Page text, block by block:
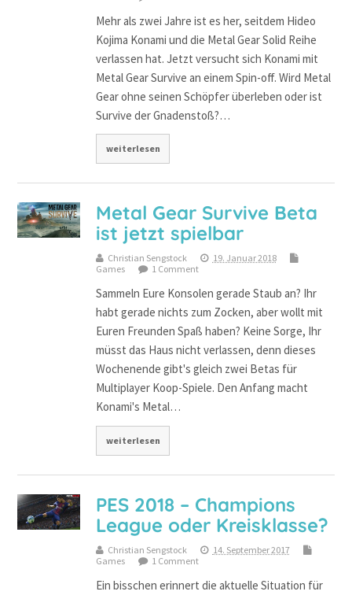
Mehr als zwei Jahre ist es her, seitdem Hideo
Kojima Konami und die Metal Gear Solid Reihe
verlassen hat. Jetzt versucht sich Konami mit
Metal Gear Survive an einem Spin-off. Wird Metal
Gear ohne seinen Schöpfer überleben oder ist
Survive der Gnadenstoß?…
weiterlesen
Metal Gear Survive Beta
ist jetzt spielbar
Christian Sengstock
19. Januar 2018
Games
1 Comment
Sammeln Eure Konsolen gerade Staub an? Ihr
habt gerade nichts zum Zocken, aber wollt mit
Euren Freunden Spaß haben? Keine Sorge, Ihr
müsst das Haus nicht verlassen, denn dieses
Wochenende gibt's gleich zwei Betas für
Multiplayer Koop-Spiele. Den Anfang macht
Konami's Metal…
weiterlesen
PES 2018 – Champions
League oder Kreisklasse?
Christian Sengstock
14. September 2017
Games
1 Comment
Ein bisschen erinnert die aktuelle Situation für